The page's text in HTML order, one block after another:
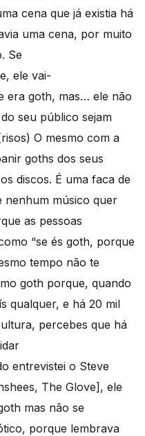
cena que já existia há
uma cena, por muito
Se
ele vai-
era goth, mas… ele não
seu público sejam
O mesmo com a
goths dos seus
discos. É uma faca de
nenhum músico quer
as pessoas
“se és goth, porque
tempo não te
goth porque, quando
qualquer, e há 20 mil
percebes que há
entrevistei o Steve
The Glove], ele
mas não se
porque lembrava